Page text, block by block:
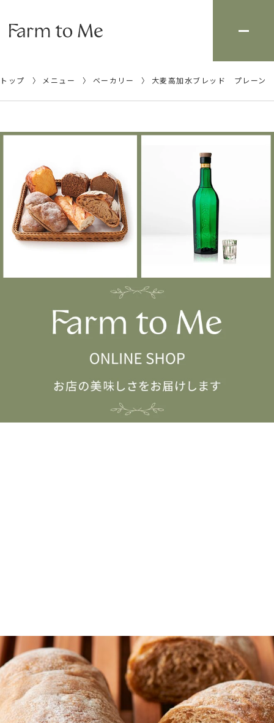
トップ メニュー ベーカリー 大麦高加水ブレッド プレーン
大麦高加水ブレッド プレーン
High Water Content Bread